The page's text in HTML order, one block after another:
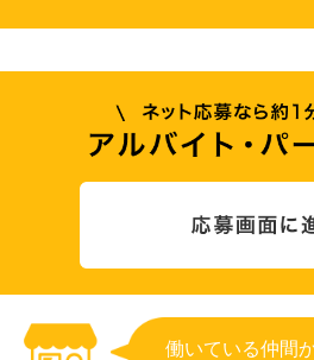
働いている仲間